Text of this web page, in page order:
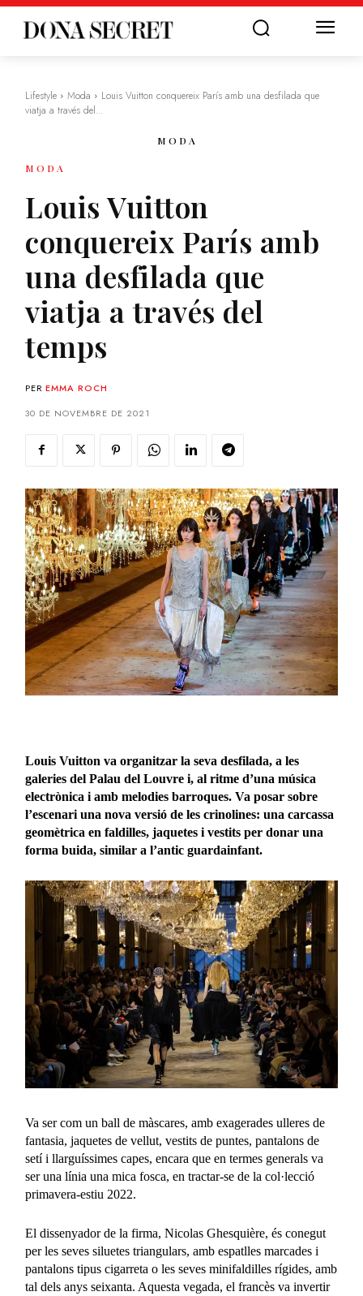
Lifestyle Moda
Louis Vuitton conquereix París amb una desfilada que
viatja a través del...
MODA
MODA
Louis Vuitton
conquereix París amb
una desfilada que
viatja a través del
temps
PER EMMA ROCH
30 DE NOVEMBRE DE 2021
Louis Vuitton va organitzar la seva desfilada, a les
galeries del Palau del Louvre i, al ritme d’una música
electrònica i amb melodies barroques. Va posar sobre
l’escenari una nova versió de les crinolines: una carcassa
geomètrica en faldilles, jaquetes i vestits per donar una
forma buida, similar a l’antic guardainfant.
Va ser com un ball de màscares, amb exagerades ulleres de
fantasia, jaquetes de vellut, vestits de puntes, pantalons de
setí i llarguíssimes capes, encara que en termes generals va
ser una línia una mica fosca, en tractar-se de la col·lecció
primavera-estiu 2022.
El dissenyador de la firma, Nicolas Ghesquière, és conegut
per les seves siluetes triangulars, amb espatlles marcades i
pantalons tipus cigarreta o les seves minifaldilles rígides, amb
tal dels anys seixanta. Aquesta vegada, el francès va invertir